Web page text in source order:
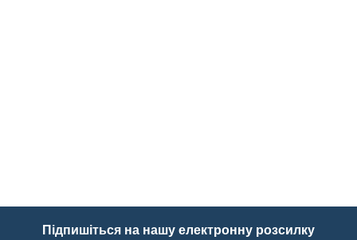
Підпишіться на нашу електронну розсилку